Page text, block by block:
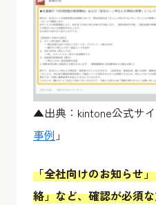
▲出典：kintone公式サ
事例 」
「全社向けのお知らせ
絡」など、確認が必須